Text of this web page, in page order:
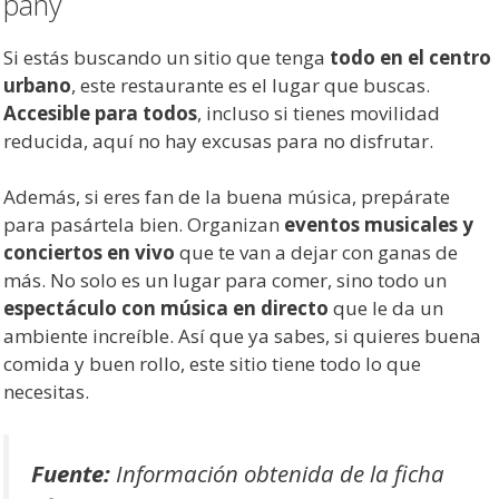
Si estás buscando un sitio que tenga todo en el centro
urbano, este restaurante es el lugar que buscas.
Accesible para todos, incluso si tienes movilidad
reducida, aquí no hay excusas para no disfrutar.
Además, si eres fan de la buena música, prepárate
para pasártela bien. Organizan eventos musicales y
conciertos en vivo que te van a dejar con ganas de
más. No solo es un lugar para comer, sino todo un
espectáculo con música en directo que le da un
ambiente increíble. Así que ya sabes, si quieres buena
comida y buen rollo, este sitio tiene todo lo que
necesitas.
Fuente: Información obtenida de la ficha